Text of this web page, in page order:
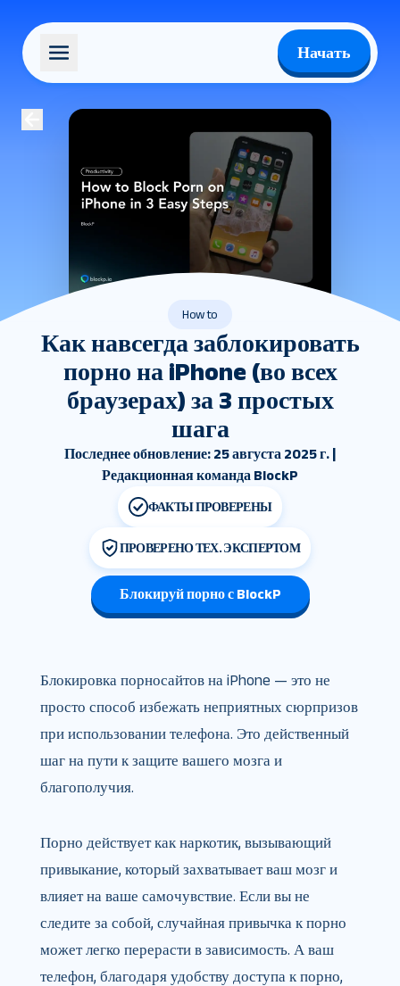
Начать
How to
Как навсегда заблокировать
порно на iPhone (во всех
браузерах) за 3 простых
шага
Последнее обновление: 25 августа 2025 г. |
Редакционная команда BlockP
ФАКТЫ ПРОВЕРЕНЫ
ПРОВЕРЕНО ТЕХ. ЭКСПЕРТОМ
Блокируй порно с BlockP
Блокировка порносайтов на iPhone — это не
просто способ избежать неприятных сюрпризов
при использовании телефона. Это действенный
шаг на пути к защите вашего мозга и
благополучия.
Порно действует как наркотик, вызывающий
привыкание, который захватывает ваш мозг и
влияет на ваше самочувствие. Если вы не
следите за собой, случайная привычка к порно
может легко перерасти в зависимость. А ваш
телефон, благодаря удобству доступа к порно,